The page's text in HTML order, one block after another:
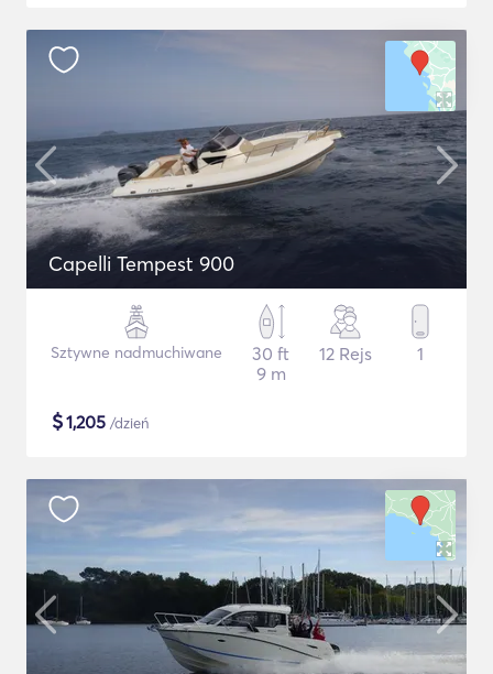
Capelli Tempest 900
Sztywne nadmuchiwane
30 ft
9 m
12 Rejs 1
$1,205 /dzień